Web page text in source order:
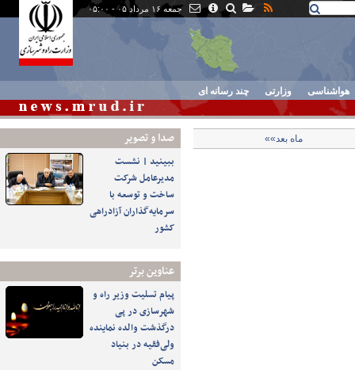
جمعه ۱۶ مرداد ۰۵ - ۰۵:۰۰
هواشناسی وزارتی چند رسانه ای
صدا و تصوير
ببینید | نشست
مدیرعامل شرکت
ساخت و توسعه با
سرمایه‌گذاران آزادراهی
کشور
عناوین برتر
پیام تسلیت وزیر راه و
شهرسازی در پی
درگذشت والده نماینده
ولی‌فقیه در بنیاد
مسکن
ماه بعد»»